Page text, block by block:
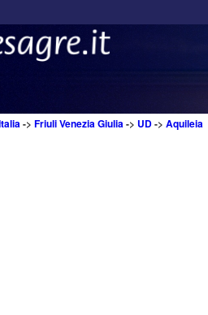
-> Friuli Venezia Giulia-> UD-> Aquileia